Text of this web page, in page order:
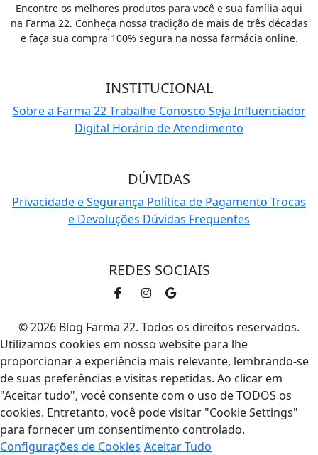
Encontre os melhores produtos para você e sua família aqui
na Farma 22. Conheça nossa tradição de mais de três décadas
e faça sua compra 100% segura na nossa farmácia online.
INSTITUCIONAL
Sobre a Farma 22Trabalhe Conosco Seja Influenciador
Digital Horário de Atendimento
DÚVIDAS
Privacidade e Segurança Política de Pagamento Trocas
e Devoluções Dúvidas Frequentes
REDES SOCIAIS
© 2026 Blog Farma 22. Todos os direitos reservados.
Utilizamos cookies em nosso website para lhe
proporcionar a experiência mais relevante, lembrando-se
de suas preferências e visitas repetidas. Ao clicar em
"Aceitar tudo", você consente com o uso de TODOS os
cookies. Entretanto, você pode visitar "Cookie Settings"
para fornecer um consentimento controlado.
Configurações de Cookies Aceitar Tudo